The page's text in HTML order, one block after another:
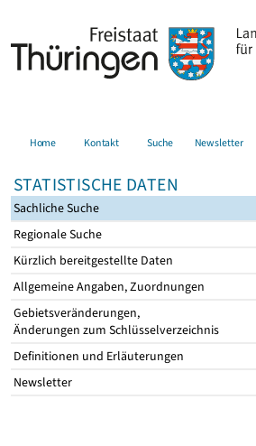
Home Kontakt Suche Newsletter
STATISTISCHE DATEN
Sachliche Suche
Regionale Suche
Kürzlich bereitgestellte Daten
Allgemeine Angaben, Zuordnungen
Gebietsveränderungen,
Änderungen zum Schlüsselverzeichnis
Definitionen und Erläuterungen
Newsletter